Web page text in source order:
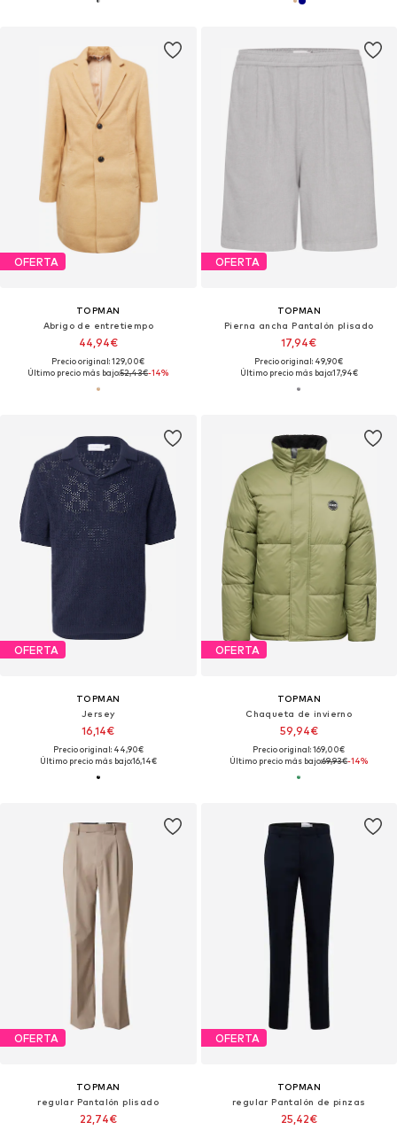
OFERTA
TOPMAN
Abrigo de entretiempo
44,94€
Precio original: 129,00€
Último precio más bajo:52,43€-14%
OFERTA
TOPMAN
Pierna ancha Pantalón plisado
17,94€
Precio original: 49,90€
Último precio más bajo:17,94€
OFERTA
TOPMAN
Jersey
16,14€
Precio original: 44,90€
Último precio más bajo:16,14€
OFERTA
TOPMAN
Chaqueta de invierno
59,94€
Precio original: 169,00€
Último precio más bajo:69,93€-14%
OFERTA
TOPMAN
regular Pantalón plisado
22,74€
OFERTA
TOPMAN
regular Pantalón de pinzas
25,42€